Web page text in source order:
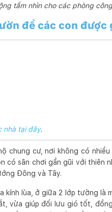
tầm nhìn cho các phòng
để các con
nhà tại đây.
chung cư, nơi không có
có sân chơi gần gũi với thiên
Đông và Tây.
lùa, ở giữa 2 lớp tường là
vừa giúp đối lưu gió tốt,